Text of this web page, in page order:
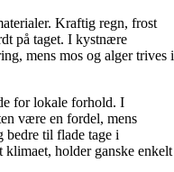
Kraftig regn, frost
på taget. I kystnære
mens mos og alger trives i
for lokale forhold. I
være en fordel, mens
bedre til flade tage i
klimaet, holder ganske enkelt